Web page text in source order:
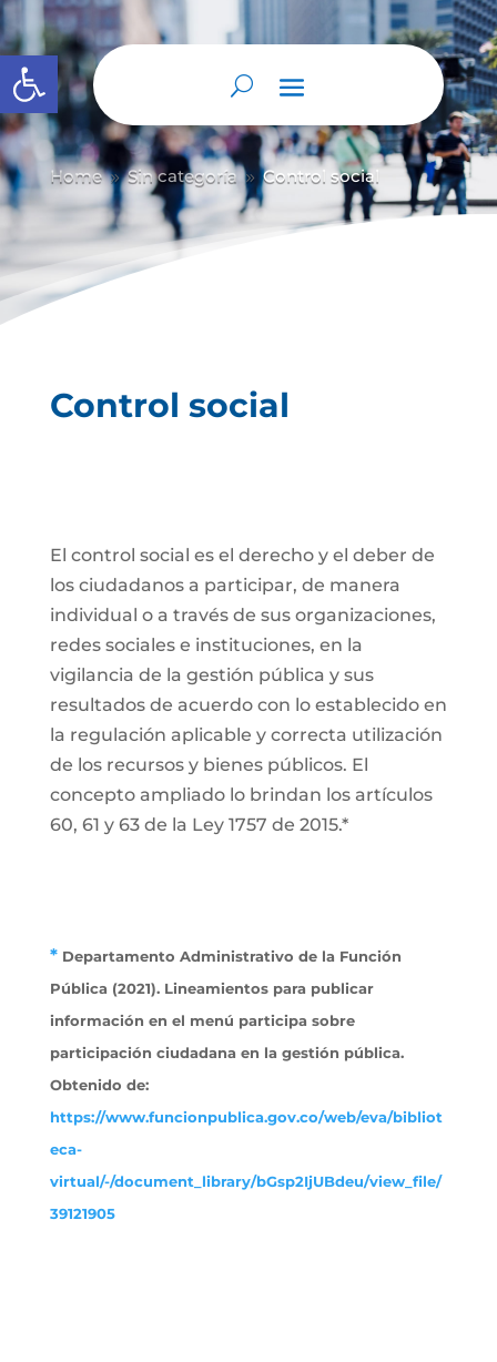
Abrir barra de herramientas
Home 9 Sin categoría 9 Control social
Control social
El control social es el derecho y el deber de
los ciudadanos a participar, de manera
individual o a través de sus organizaciones,
redes sociales e instituciones, en la
vigilancia de la gestión pública y sus
resultados de acuerdo con lo establecido en
la regulación aplicable y correcta utilización
de los recursos y bienes públicos. El
concepto ampliado lo brindan los artículos
60, 61 y 63 de la Ley 1757 de 2015.*
*Departamento Administrativo de la Función
Pública (2021). Lineamientos para publicar
información en el menú participa sobre
participación ciudadana en la gestión pública.
Obtenido de:
https://www.funcionpublica.gov.co/web/eva/bibliot
eca-
virtual/-/document_library/bGsp2IjUBdeu/view_file/
39121905